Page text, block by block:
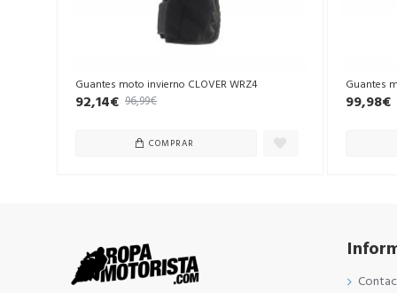
Guantes moto invierno CLOVER WRZ4
92,14€ 96,99€
COMPRAR
Guantes
99,98€